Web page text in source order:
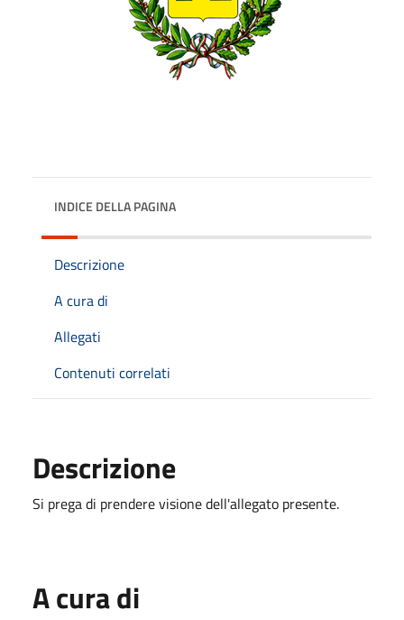
INDICE DELLA PAGINA
Descrizione
A cura di
Allegati
Contenuti correlati
Descrizione
Si prega di prendere visione dell'allegato presente.
A cura di